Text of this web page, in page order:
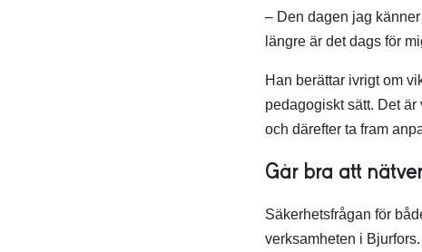
– Den dagen jag
längre är det dags för
Han berättar ivrigt om
pedagogiskt sätt. Det
och därefter ta fram
Går bra att
Säkerhetsfrågan för
verksamheten i